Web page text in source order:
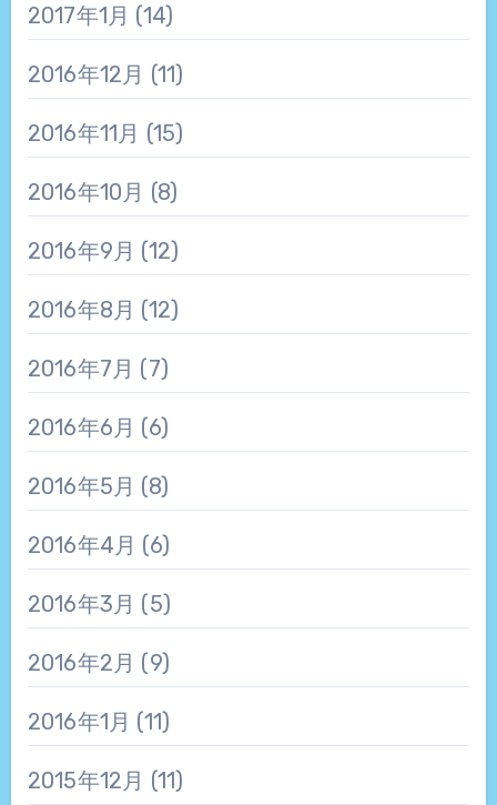
2017年1月 (14)
2016年12月 (11)
2016年11月 (15)
2016年10月 (8)
2016年9月 (12)
2016年8月 (12)
2016年7月 (7)
2016年6月 (6)
2016年5月 (8)
2016年4月 (6)
2016年3月 (5)
2016年2月 (9)
2016年1月 (11)
2015年12月 (11)